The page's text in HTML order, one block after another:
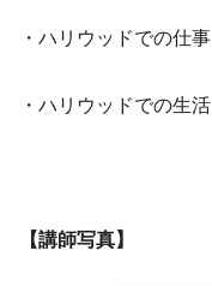
・ハリウッドでの仕事
・ハリウッドでの生活
【講師写真】